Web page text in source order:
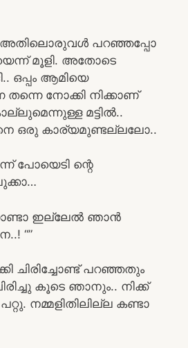
അതിലൊരുവൾ പറഞ്ഞപ്പോ
മൂളി. അതോടെ
ഒപ്പം ആമിയെ
നോക്കി നിക്കാണ്
മട്ടിൽ..
ഒരു കാര്യമുണ്ടല്ലലോ..
പോയെടി ന്റെ
ഇല്ലേൽ ഞാൻ
“”
ചിരിച്ചോണ്ട് പറഞ്ഞതും
കൂടെ ഞാനും.. നിക്ക്
പറ്റു. നമ്മളിതിലില്ല കണ്ടാ